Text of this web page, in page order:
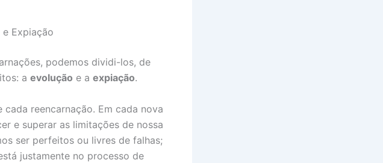
Expiação
podemos dividi-los, de
a evolução e a expiação.
reencarnação. Em cada nova
e superar as limitações de nossa
ser perfeitos ou livres de falhas;
justamente no processo de